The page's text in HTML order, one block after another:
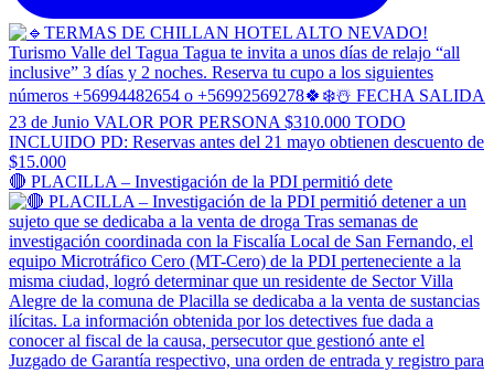
🔴 PLACILLA – Investigación de la PDI permitió dete